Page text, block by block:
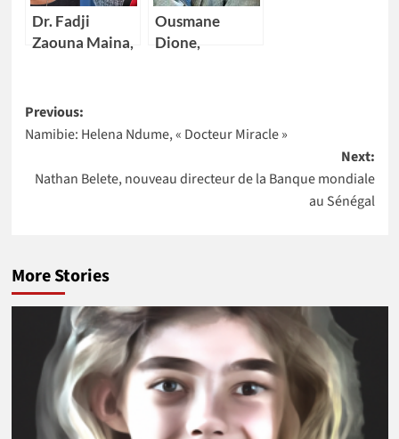
Vice-
présidente
Dr. Fadji
Zaouna Maina,
scientifique du
Niger à
NASA
Ousmane
Dione,
mondiale pour
Post
navigation
Previous:
Namibie: Helena Ndume, « Docteur Miracle »
Next:
Nathan Belete, nouveau directeur de la Banque mondiale
au Sénégal
More Stories